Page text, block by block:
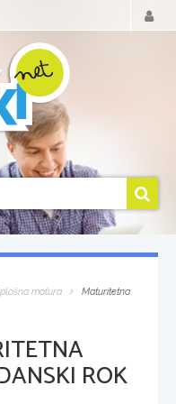
matura
Maturitetna
ROK